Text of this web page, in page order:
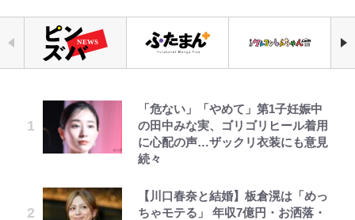
「危ない」「やめて」第1子妊娠中
の田中みな実、ゴリゴリヒール着用
に心配の声…ザックリ衣装にも意見
続々
【川口春奈と結婚】板倉滉は「めっ
ちゃモテる」 年収7億円・お洒落・
『ちいかわ』ファンの記憶に残る
「恐怖キャラ」の戦慄シーン 小さ
くてかわいい世界なのに「見た目か
らしてヤバイ…」
放送40周年『機動戦士ガンダム
ZZ』いまだ語り継がれる「伝説の
浅草は日本の心だゾ
アユは「怒らせて掛ける」魚だっ
た！ ルアーを追わせて釣りあげる
「アユイング」のオリジナリティ＆
おもしろさを知る
やってはいけない！「キャンプツー
リング」での「NGパッキング」7
｢お土産最高すぎ笑｣｢どうやって入
手？｣ブライトン帰還の三笘薫、同
僚に“ポケカ”をプレゼント！｢薫の
笑顔見れてよかった｣｢大喜びのリ
｢モデルやってる｣｢かっけぇ｣三笘
元衆院議員・山尾志桜里が語る誹謗
中傷動画…「計り知れない」切り抜
き落選運動の影響と今語る「保育園
落ちた日本死ね」
FRUITS ZIPPER鎮西寿々歌が語る
『天才てれびくん』時代の学びと
公式-ヒロインが来る前に妊娠しま
した~詰んだはずの悪役令嬢です
が、どうやら違うようです~ 第1話
気付くまで 第56話(1)
空の轍と大地の雲と 第1回